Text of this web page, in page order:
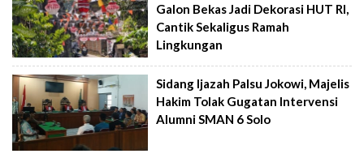
Galon Bekas Jadi Dekorasi HUT RI,
Cantik Sekaligus Ramah
Lingkungan
Sidang Ijazah Palsu Jokowi, Majelis
Hakim Tolak Gugatan Intervensi
Alumni SMAN 6 Solo